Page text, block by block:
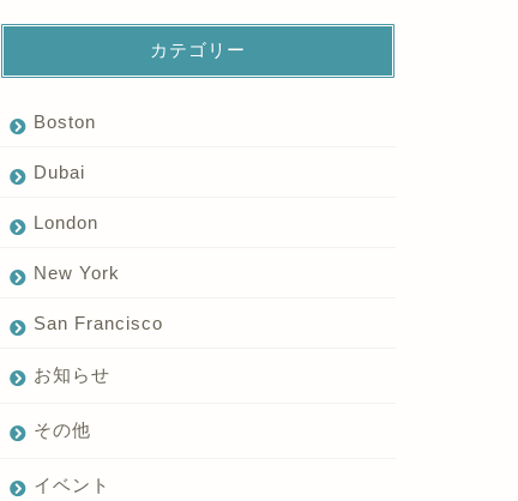
カテゴリー
Boston
Dubai
London
New York
San Francisco
お知らせ
その他
イベント